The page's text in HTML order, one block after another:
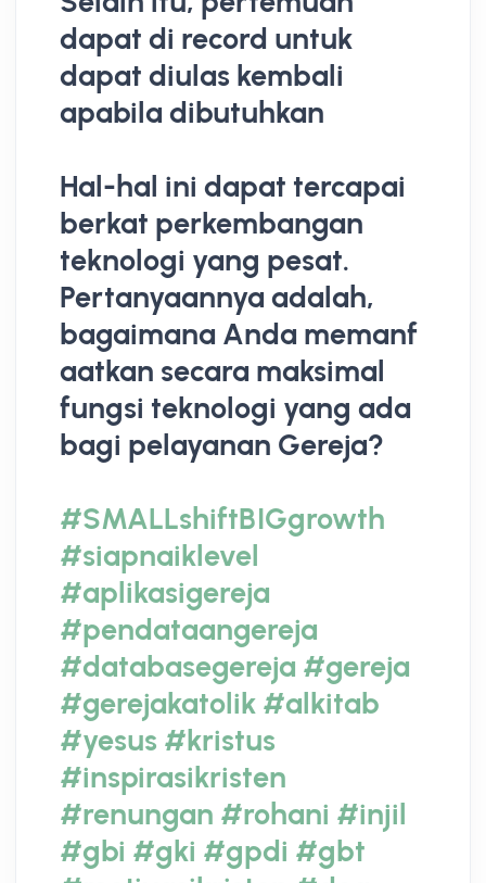
dapat di record untuk
dapat diulas kembali
apabila dibutuhkan
Hal-hal ini dapat tercapai
berkat perkembangan
teknologi yang pesat.
Pertanyaannya adalah,
bagaimana Anda memanf
aatkan secara maksimal
fungsi teknologi yang ada
bagi pelayanan Gereja?
#SMALLshiftBIGgrowth
#siapnaiklevel
#aplikasigereja
#pendataangereja
#databasegereja #gereja
#gerejakatolik #alkitab
#yesus #kristus
#inspirasikristen
#renungan #rohani #injil
#gbi #gki #gpdi #gbt